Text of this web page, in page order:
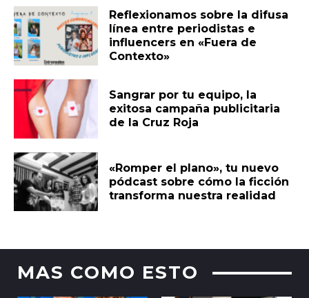
Reflexionamos sobre la difusa
línea entre periodistas e
influencers en «Fuera de
Contexto»
Sangrar por tu equipo, la
exitosa campaña publicitaria
de la Cruz Roja
«Romper el plano», tu nuevo
pódcast sobre cómo la ficción
transforma nuestra realidad
MAS COMO ESTO